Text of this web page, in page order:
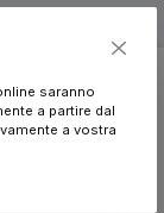
saranno
a partire dal
a vostra